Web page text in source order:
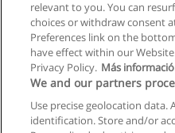
Allgemeinen
relevant to you. You can
choices or withdraw consent
Preferences link on the
have effect within our
Privacy Policy. Más
We and our partners
Use precise geolocation data.
identification. Store and/or